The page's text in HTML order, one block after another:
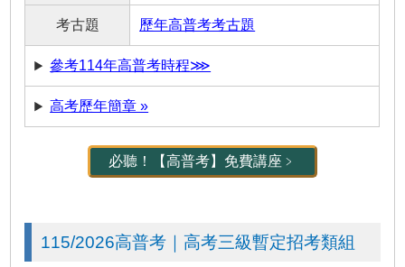
考古題 歷年高普考考古題
參考114年高普考時程⋙
高考歷年簡章 »
必聽！【高普考】免費講座﹥
115/2026高普考｜高考三級暫定招考類組